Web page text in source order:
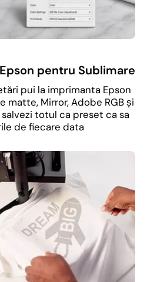
pentru Sublimare
pui la imprimanta Epson
matte, Mirror, Adobe RGB și
salvezi totul ca preset ca sa
de fiecare data